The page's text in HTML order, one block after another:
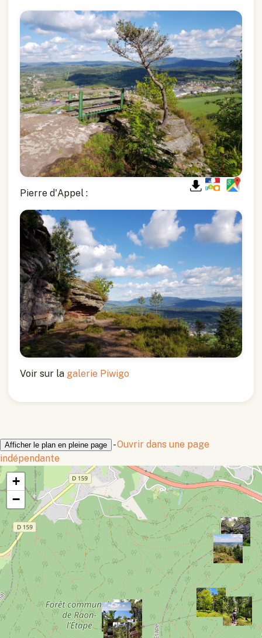
Pierre d'Appel :
Voir sur la galerie Piwigo
Afficher le plan en pleine page -Ouvrir dans une page
indépendante